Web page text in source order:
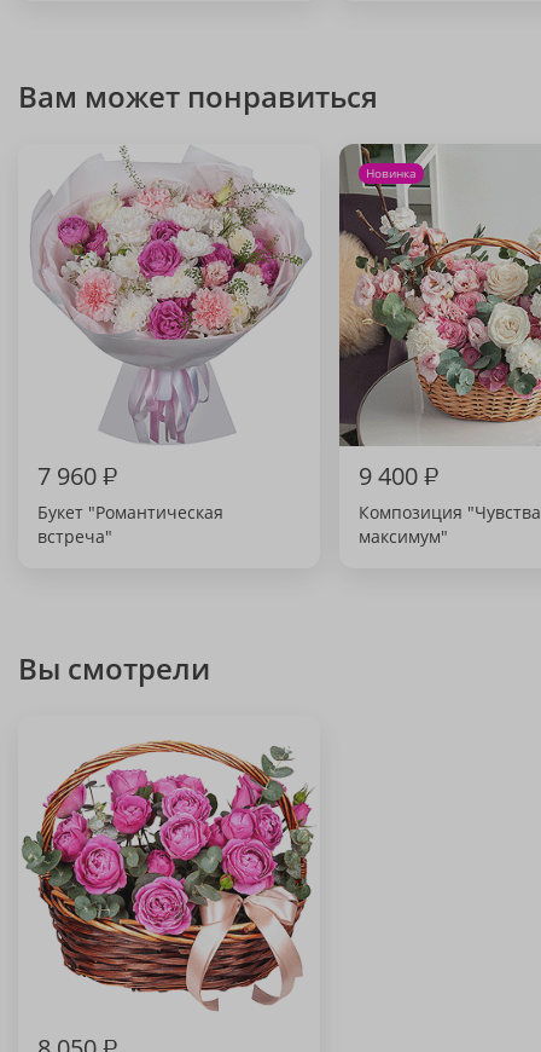
Вам может понравиться
7 960₽
Букет "Романтическая
встреча"
Новинка
9 400₽
Композиция
максимум"
Вы смотрели